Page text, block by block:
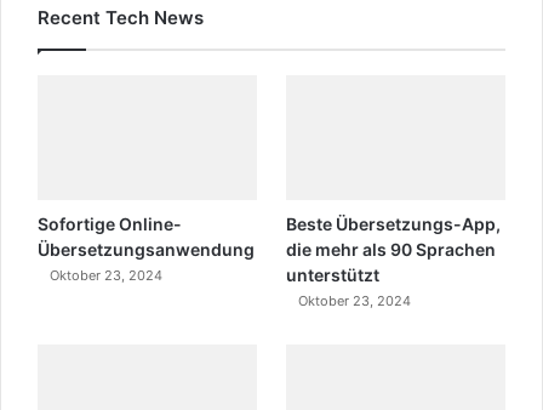
Recent Tech News
Sofortige Online-
Übersetzungsanwendung
Oktober 23, 2024
Beste Übersetzungs-App,
die mehr als 90 Sprachen
unterstützt
Oktober 23, 2024